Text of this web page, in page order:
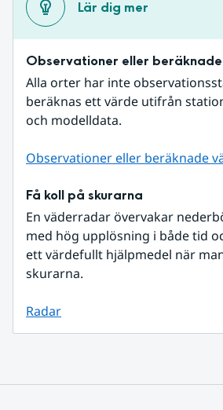
Lär dig mer
Observationer eller
Alla orter har inte
beräknas ett värde utifrån
och modelldata.
Observationer eller beräknade
Få koll på skurarna
En väderradar övervakar
med hög upplösning i både tid
ett värdefullt hjälpmedel när
skurarna.
Radar